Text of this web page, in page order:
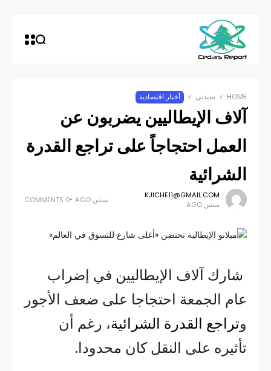
HOME سيدتي أخبار اقتصادية
آلاف الإيطاليين يضربون عن
العمل احتجاجاً على تراجع القدرة
الشرائية
KJICHE11@GMAIL.COM
سنتين AGO
سنتين AGO 0 COMMENTS
شارك آلاف الإيطاليين في إضراب
عام الجمعة احتجاجا على ضعف الأجور
وتراجع القدرة الشرائية، رغم أن
تأثيره على النقل كان محدودا.